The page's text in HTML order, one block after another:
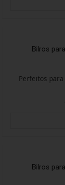
Bilros
Perfeitos
Bilros